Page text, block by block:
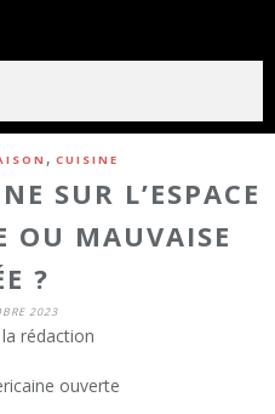
, CUISINE
SUR L’ESPACE
OU MAUVAISE
?
2023
rédaction